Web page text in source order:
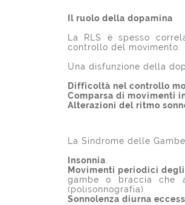
Il ruolo della dopamina
La RLS è spesso
controllo del movimento.
Una disfunzione della
Difficoltà nel controllo
Comparsa di movimenti
Alterazioni del ritmo
La Sindrome delle
Insonnia
Movimenti periodici
gambe o braccia che
(polisonnografia)
Sonnolenza diurna